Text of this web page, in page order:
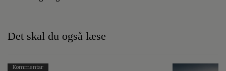
Det skal du også læse
Kommentar